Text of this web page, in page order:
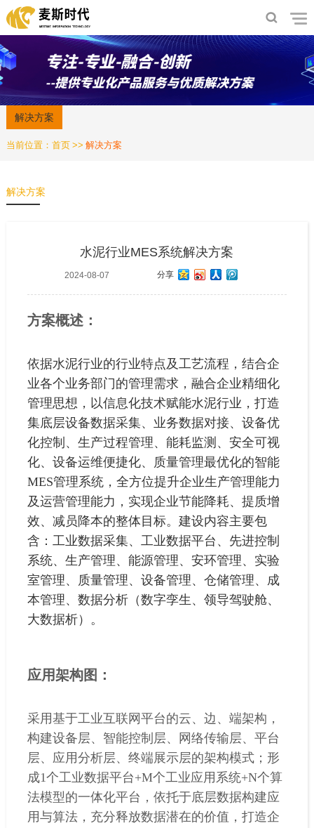
解决方案
当前位置： 首页 >> 解决方案
解决方案
水泥行业MES系统解决方案
2024-08-07 分享
方案概述：
依据水泥行业的行业特点及工艺流程，结合企
业各个业务部门的管理需求，融合企业精细化
管理思想，以信息化技术赋能水泥行业，打造
集底层设备数据采集、业务数据对接、设备优
化控制、生产过程管理、能耗监测、安全可视
化、设备运维便捷化、质量管理最优化的智能
MES管理系统，全方位提升企业生产管理能力
及运营管理能力，实现企业节能降耗、提质增
效、减员降本的整体目标。建设内容主要包
含：工业数据采集、工业数据平台、先进控制
系统、生产管理、能源管理、安环管理、实验
室管理、质量管理、设备管理、仓储管理、成
本管理、数据分析（数字孪生、领导驾驶舱、
大数据析）。
应用架构图：
采用基于工业互联网平台的云、边、端架构，
构建设备层、智能控制层、网络传输层、平台
层、应用分析层、终端展示层的架构模式；形
成1个工业数据平台+M个工业应用系统+N个算
法模型的一体化平台，依托于底层数据构建应
用与算法，充分释放数据潜在的价值，打造企